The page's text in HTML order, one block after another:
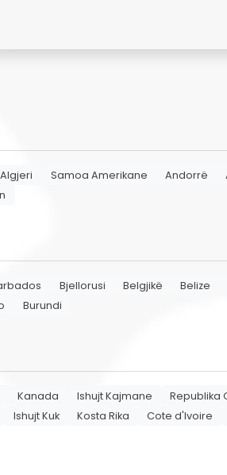
Algjeri Samoa Amerikane Andorrë
Bjellorusi Belgjikë Belize
Burundi
Kanada Ishujt Kajmane Republika
Ishujt Kuk Kosta Rika Cote d'Ivoire